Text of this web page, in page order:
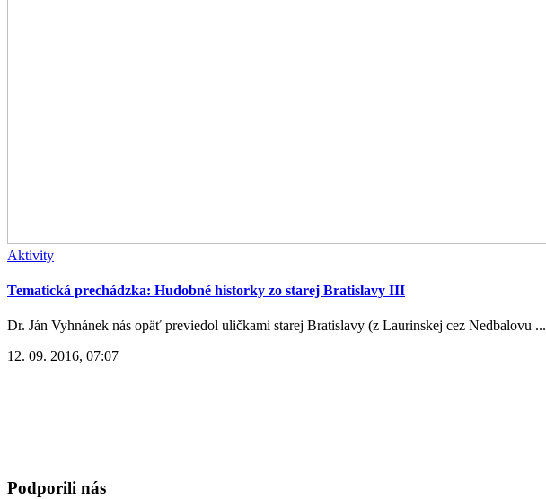
Aktivity
Tematická prechádzka: Hudobné historky zo starej Bratislavy III
Dr. Ján Vyhnánek nás opäť previedol uličkami starej Bratislavy (z Laurinskej cez Nedbalovu ...
12. 09. 2016, 07:07
Podporili nás